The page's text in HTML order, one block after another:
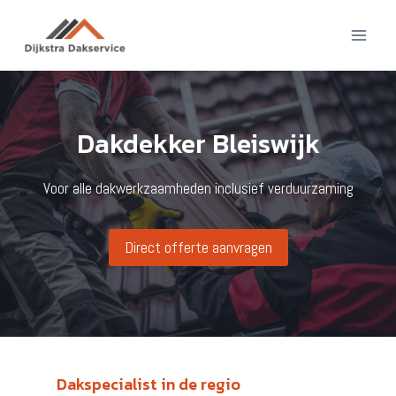
inhoud
Dakdekker Bleiswijk
Voor alle dakwerkzaamheden inclusief verduurzaming
Direct offerte aanvragen
Dakspecialist in de regio